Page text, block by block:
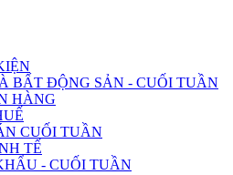
BẤT ĐỘNG SẢN - CUỐI TUẦN
HÀNG
CUỐI TUẦN
TẾ
- CUỐI TUẦN